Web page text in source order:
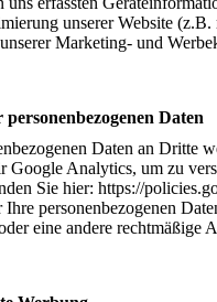
unserer Website
Marketing- und
Daten
Daten an Dritte
Analytics, um zu
Sie hier: https://
personenbezogenen
eine andere rechtmäßige